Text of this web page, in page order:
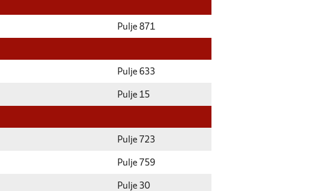
Pulje 871
Pulje 633
Pulje 15
Pulje 723
Pulje 759
Pulje 30